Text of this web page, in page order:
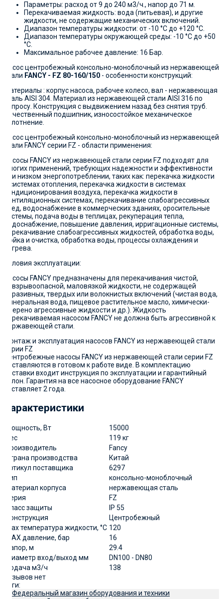
Параметры: расход от 9 до 240 м3/ч., напор до 71 м.
Перекачиваемая жидкость: вода (питьевая), и другие
жидкости, не содержащие механических включений.
Диапазон температуры жидкости: от -10 °C до +120 °C.
Диапазон температуры окружающей среды: -10 °C до +50
°C.
Максимальное рабочее давление: 16 Бар.
Насос центробежный консольно-моноблочный из нержавеющей
стали FANCY - FZ 80-160/150 - особенности конструкций:
Материалы : корпус насоса, рабочее колесо, вал - нержавеющая
сталь AISI 304. Материал из нержавеющей стали AISI 316 по
запросу. Конструкция с выдвижением назад без снятия труб.
Качественный подшипник, износостойкое механическое
уплотнение.
Насос центробежный консольно-моноблочный из нержавеющей
стали FANCY серии FZ - области применения:
Насосы FANCY из нержавеющей стали серии FZ подходят для
многих применений, требующих надежности и эффективности
при низком энергопотреблении, таких как: перекачка жидкости
в системах отопления, перекачка жидкости в системах
кондиционирования воздуха, перекачка жидкости в
вентиляционных системах, перекачивание слабоагрессивных
сред, водоснабжение в коммерческих зданиях, оросительные
системы, подача воды в теплицах, рекуперация тепла,
водоснабжение, повышение давления, ирригационные системы,
перекачивание слабоагрессивных жидкостей, обработка воды,
мойка и очистка, обработка воды, процессы охлаждения и
нагрева.
Условия эксплуатации:
Насосы FANCY предназначены для перекачивания чистой,
невзрывоопасной, маловязкой жидкости, не содержащей
абразивных, твердых или волокнистых включений (чистая вода,
минеральная вода, пищевое растительное масло, химически-
умерено агрессивные жидкости и др.). Жидкость
перекачиваемая насосом FANCY не должна быть агрессивной к
нержавеющей стали.
Монтаж и эксплуатация насосов FANCY из нержавеющей стали
серии FZ
Центробежные насосы FANCY из нержавеющей стали серии FZ
поставляются в готовом к работе виде. В комплектацию
поставки входит инструкция по эксплуатации и гарантийный
талон. Гарантия на все насосное оборудование FANCY
составляет 2 года.
Характеристики
Мощность, Вт
15000
Вес
119 кг
Производитель
Fancy
Страна производства
Китай
артикул поставщика
6297
Тип
консольно-моноблочный
Материал корпуса
нержавеющая сталь
Серия
FZ
Класс защиты
IP 55
Конструкция
Центробежный
Мах температура жидкости, °С 120
MAX давление, бар
16
Напор, м
29.4
Диаметр вход/выход мм
DN100 - DN80
Подача м3/ч
138
Отзывов нет
Теги: